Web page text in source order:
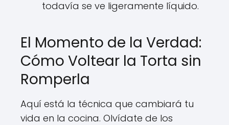
todavía se ve ligeramente líquido.
El Momento de la Verdad:
Cómo Voltear la Torta sin
Romperla
Aquí está la técnica que cambiará tu
vida en la cocina. Olvídate de los